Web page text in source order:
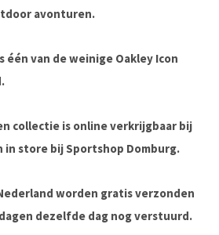
avonturen.
één van de weinige Oakley Icon
collectie is online verkrijgbaar bij
in store bij Sportshop Domburg.
worden gratis verzonden
dezelfde dag nog verstuurd.